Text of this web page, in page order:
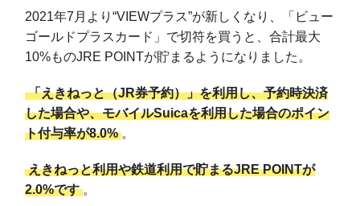
2021年7月より“VIEWプラス”が新しくなり、「ビュー
ゴールドプラスカード」で切符を買うと、合計最大
10%ものJRE POINTが貯まるようになりました。
「えきねっと（JR券予約）」を利用し、予約時決済
した場合や、モバイルSuicaを利用した場合のポイン
ト付与率が8.0% 。
えきねっと利用や鉄道利用で貯まるJRE POINTが
2.0%です 。